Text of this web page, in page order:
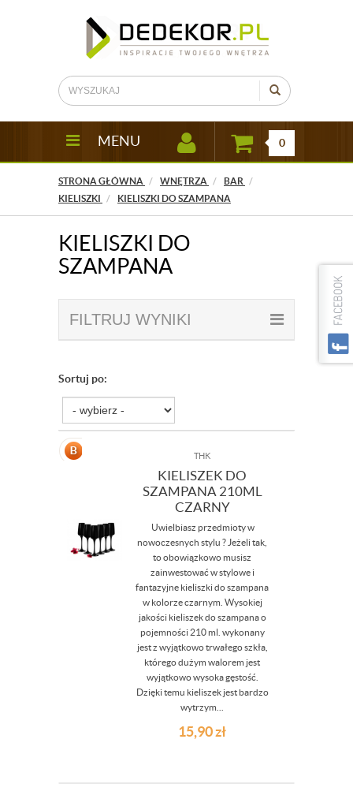
MENU 0
STRONA GŁÓWNA WNĘTRZA
BAR
KIELISZKI
KIELISZKI DO SZAMPANA
KIELISZKI DO
SZAMPANA
FILTRUJ WYNIKI
Sortuj po:
THK
KIELISZEK DO
SZAMPANA 210ML
CZARNY
Uwielbiasz przedmioty w
nowoczesnych stylu ? Jeżeli tak,
to obowiązkowo musisz
zainwestować w stylowe i
fantazyjne kieliszki do szampana
w kolorze czarnym. Wysokiej
jakości kieliszek do szampana o
pojemności 210 ml. wykonany
jest z wyjątkowo trwałego szkła,
którego dużym walorem jest
wyjątkowo wysoka gęstość.
Dzięki temu kieliszek jest bardzo
wytrzym...
15,90zł